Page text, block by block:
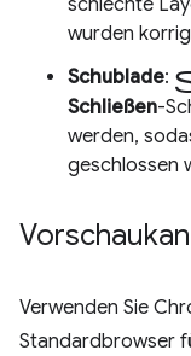
schlechte
wurden
Schublade:
Schließen-
werden,
geschlossen
Verwenden Sie
Standardbrowser